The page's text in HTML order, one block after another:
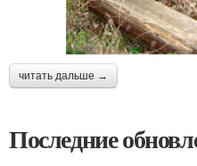
читать дальше →
Последние